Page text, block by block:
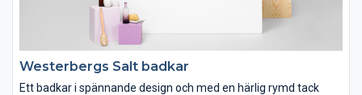
Westerbergs Salt badkar
Ett badkar i spännande design och med en härlig rymd tack